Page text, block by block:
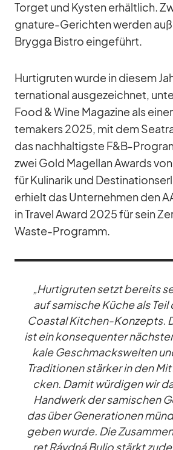
Tor­get und Kys­ten er­hält­lich.
gna­ture-Ge­rich­ten wer­den
Brygga Bis­tro ein­ge­führt.
Hur­tig­ru­ten wurde in die­sem
ter­na­tio­nal aus­ge­zeich­net,
Food & Wine Ma­ga­zine als
tema­kers 2025, mit dem
das nach­hal­tigste
zwei Gold Ma­gel­lan Awards
für Ku­li­na­rik und
er­hielt das Un­ter­neh­men den
in Tra­vel Award 2025 für sein
Waste-Pro­gramm.
„Hur­tig­ru­ten setzt be­reits
auf sa­mi­sche Kü­che als Teil
Co­as­tal Kit­chen-Kon­zepts.
ist ein kon­se­quen­ter
kale Ge­schmacks­wel­ten
Tra­di­tio­nen stär­ker in den
cken. Da­mit wür­di­gen wir
Hand­werk der sa­mi­schen
das über Ge­ne­ra­tio­nen
ge­ben wurde. Die
ret Rávdná Buljo stärkt